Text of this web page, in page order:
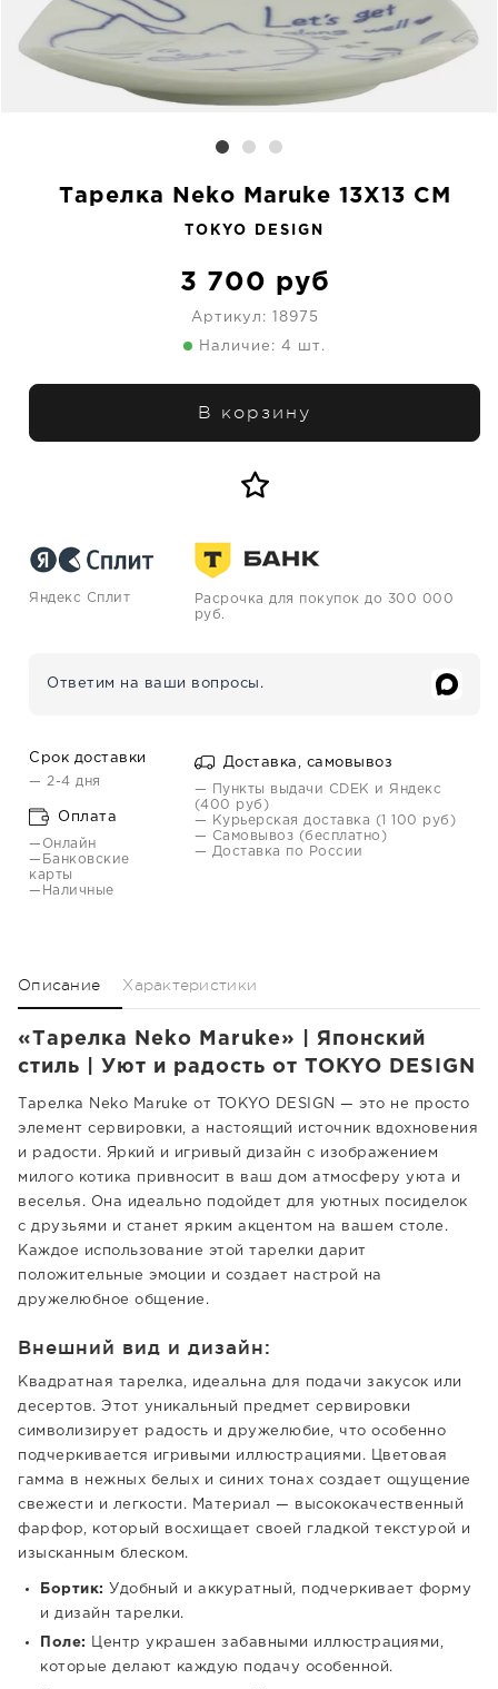
Тарелка Neko Maruke 13X13 CM
TOKYO DESIGN
3 700 руб
Артикул: 18975
Наличие: 4 шт.
В корзину
Яндекс Сплит
Расрочка для покупок до 300 000
руб.
Ответим на ваши вопросы.
Срок доставки
— 2-4 дня
Оплата
—Онлайн
—Банковские
карты
—Наличные
Доставка, самовывоз
— Пункты выдачи CDEK и Яндекс
(400 руб)
— Курьерская доставка (1 100 руб)
— Самовывоз (бесплатно)
— Доставка по России
Описание Характеристики
«Тарелка Neko Maruke» | Японский
стиль | Уют и радость от TOKYO DESIGN
Тарелка Neko Maruke от TOKYO DESIGN — это не просто
элемент сервировки, а настоящий источник вдохновения
и радости. Яркий и игривый дизайн с изображением
милого котика привносит в ваш дом атмосферу уюта и
веселья. Она идеально подойдет для уютных посиделок
с друзьями и станет ярким акцентом на вашем столе.
Каждое использование этой тарелки дарит
положительные эмоции и создает настрой на
дружелюбное общение.
Внешний вид и дизайн:
Квадратная тарелка, идеальна для подачи закусок или
десертов. Этот уникальный предмет сервировки
символизирует радость и дружелюбие, что особенно
подчеркивается игривыми иллюстрациями. Цветовая
гамма в нежных белых и синих тонах создает ощущение
свежести и легкости. Материал — высококачественный
фарфор, который восхищает своей гладкой текстурой и
изысканным блеском.
Бортик:
Удобный и аккуратный, подчеркивает форму
и дизайн тарелки.
Поле:
Центр украшен забавными иллюстрациями,
которые делают каждую подачу особенной.